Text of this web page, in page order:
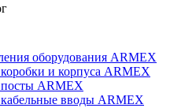
оборудования ARMEX
и корпуса ARMEX
ARMEX
вводы ARMEX